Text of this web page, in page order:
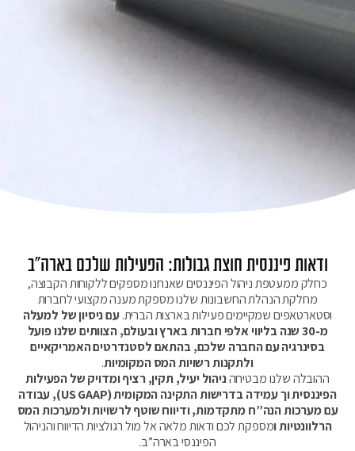
ודאות פיננסית חוצת גבולות: הפעילות שלכם בארה"ב
כחלק ממעטפת ניהול הפיננסים שאנחנו מספקים ללקוחות הקבוצה,
מחלקת הנהלת החשבונות שלנו מספקת מענה מקצועי לחברות
וסטארטאפים שמקיימים פעילות בארצות הברית.עם ניסיון של למעלה
מ-30 שנה בליווי אלפי חברות בארץ ובעולם, הצוותים שלנו פועל
בסינרגיה עם החברה שלכם, בהתאם לסטנדרטים האמריקאיים
ולתקנות רשויות המס המקומיות.
ההובלה שלנו מבטיחהניהול יעיל, תקין, רציף ומדויק של הפעילות
הפיננסית וך עמידה בדרישות התקינה המקומית (US GAAP), עבודה
עם מערכות הנה”ח מתקדמות, ודיווח שוטף לרשויות ולמערכות המס
הרלוונטיות ומספקת לכם ודאות מלאה אל מול רגולציות הדיווח והניהול
הפיננסי בארה”ב.